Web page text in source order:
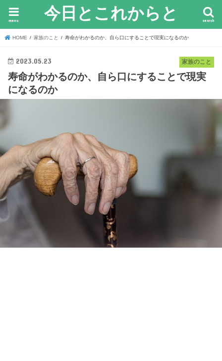
今日とこれからと search
menu
HOME 家族のこと 寿命がわかるのか、自ら口にすることで現実になるのか
家族のこと
2023.05.23
寿命がわかるのか、自ら口にすることで現実
になるのか